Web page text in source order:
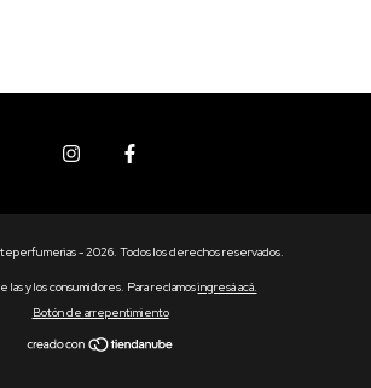
- 2026. Todos los derechos reservados.
las y los consumidores. Para reclamosingresá acá.
Botón de arrepentimiento